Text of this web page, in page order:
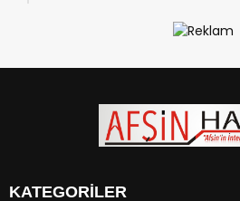
KATEGORİLER